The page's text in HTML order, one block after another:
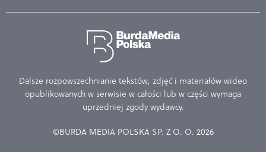
Dalsze rozpowszechnianie tekstów, zdjęć i materiałów wideo
opublikowanych w serwisie w całości lub w części wymaga
uprzedniej zgody wydawcy.
©BURDA MEDIA POLSKA SP. Z O. O. 2026